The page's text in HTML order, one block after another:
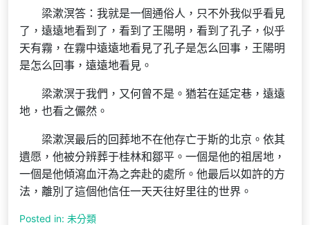
梁漱溟答：我就是一個通俗人，只不外我似乎看見
了，遠遠地看到了，看到了王陽明，看到了孔子，似乎
天有霧，在霧中遠遠地看見了孔子是怎么回事，王陽明
是怎么回事，遠遠地看見。
梁漱溟于我們，又何曾不是。猶若在延定巷，遠遠
地，也看之儼然。
梁漱溟最后的回葬地不在他存亡于斯的北京。依其
遺愿，他被分辨葬于桂林和鄒平。一個是他的祖居地，
一個是他傾瀉血汗為之奔赴的處所。他最后以如許的方
法，離別了這個他信任一天天往好里往的世界。
Posted in: 未分類